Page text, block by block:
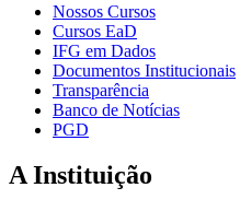
Nossos Cursos
Cursos EaD
IFG em Dados
Documentos Institucionais
Transparência
Banco de Notícias
PGD
A Instituição